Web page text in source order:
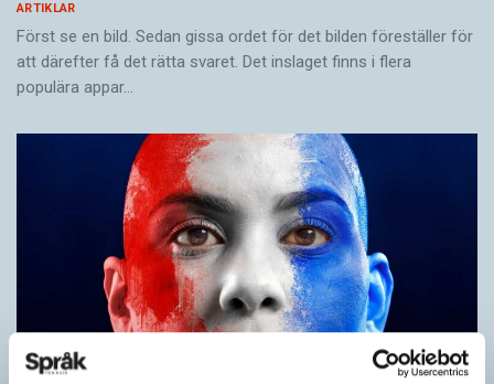
ARTIKLAR
Först se en bild. Sedan gissa ordet för det bilden föreställer för
att därefter få det rätta svaret. Det inslaget finns i flera
populära appar…